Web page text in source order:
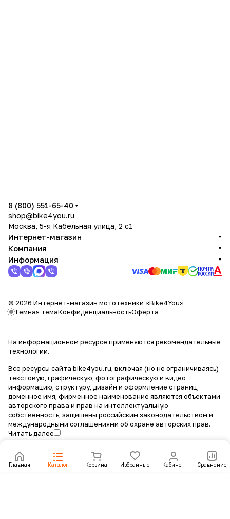
Главная Каталог Корзина Избранные Кабинет Сравнение
8 (800) 551-65-40
shop@bike4you.ru
Москва, 5-я Кабельная улица, 2 с1
Интернет-магазин
Компания
Информация
© 2026 Интернет-магазин мототехники «Bike4You»
Темная темаКонфиденциальностьОферта
На информационном ресурсе применяются рекомендательные
технологии.
Все ресурсы сайта bike4you.ru, включая (но не ограничиваясь)
текстовую, графическую, фотографическую и видео
информацию, структуру, дизайн и оформление страниц,
доменное имя, фирменное наименование являются объектами
авторского права и прав на интеллектуальную
собственность, защищены российским законодательством и
международными соглашениями об охране авторских прав.
Читать далее